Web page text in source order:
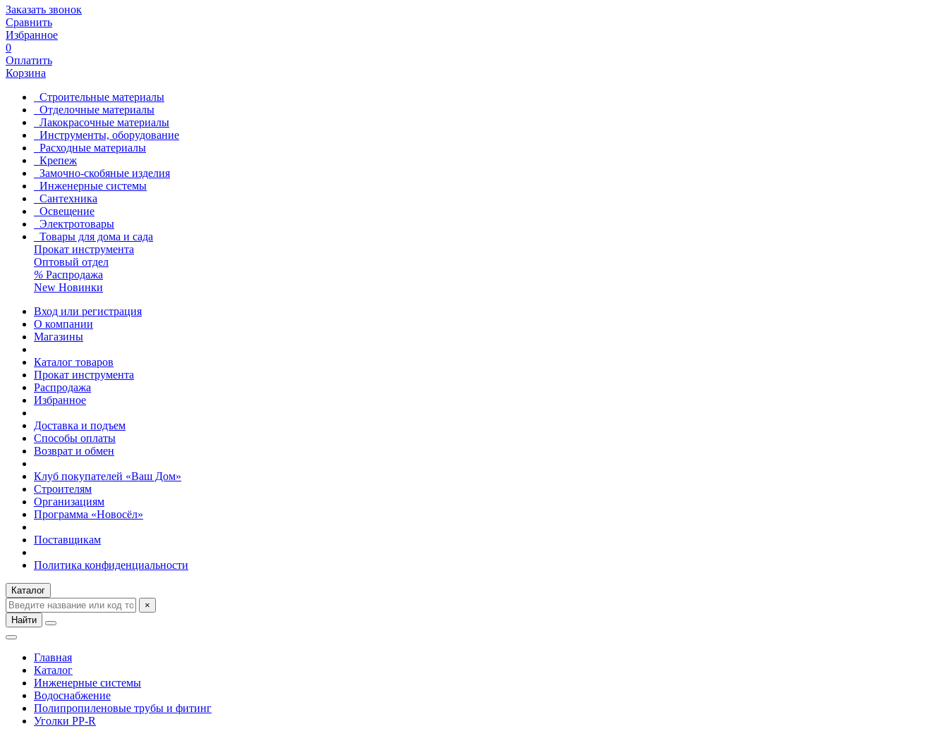
Заказать звонок
Сравнить
Избранное
0
Оплатить
Корзина
Строительные материалы
Отделочные материалы
Лакокрасочные материалы
Инструменты, оборудование
Расходные материалы
Крепеж
Замочно-скобяные изделия
Инженерные системы
Сантехника
Освещение
Электротовары
Товары для дома и сада
Прокат инструмента
Оптовый отдел
% Распродажа
New Новинки
Вход или регистрация
О компании
Магазины
Каталог товаров
Прокат инструмента
Распродажа
Избранное
Доставка и подъем
Способы оплаты
Возврат и обмен
Клуб покупателей «Ваш Дом»
Строителям
Организациям
Программа «Новосёл»
Поставщикам
Политика конфиденциальности
Каталог
×
Найти
Главная
Каталог
Инженерные системы
Водоснабжение
Полипропиленовые трубы и фитинг
Уголки PP-R